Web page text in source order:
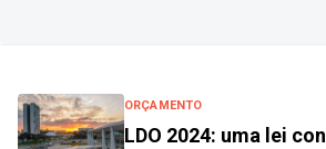
ORÇAMENTO
LDO 2024: uma lei